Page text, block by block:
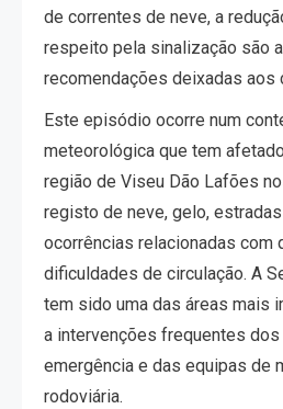
de correntes de neve, a
respeito pela sinalização são
recomendações deixadas aos
Este episódio ocorre num
meteorológica que tem
região de Viseu Dão Lafões
registo de neve, gelo,
ocorrências relacionadas com
dificuldades de circulação. A
tem sido uma das áreas mais
a intervenções frequentes
emergência e das equipas de
rodoviária.